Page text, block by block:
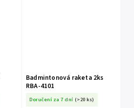
Badmintonová raketa 2ks
RBA-4101
Doručení za 7 dní (>20 ks)